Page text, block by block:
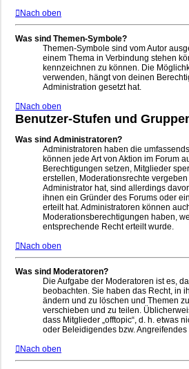
Nach oben
Was sind Themen-Symbole?
Themen-Symbole sind vom Autor
einem Thema in Verbindung stehen
kennzeichnen zu können. Die
verwenden, hängt von deinen
Administration gesetzt hat.
Nach oben
Benutzer-Stufen und
Was sind Administratoren?
Administratoren haben die
können jede Art von Aktion im Forum
Berechtigungen setzen, Mitglieder
erstellen, Moderationsrechte
Administrator hat, sind allerdings
ihnen ein Gründer des Forums oder
erteilt hat. Administratoren können
Moderationsberechtigungen haben,
entsprechende Recht erteilt wurde.
Nach oben
Was sind Moderatoren?
Die Aufgabe der Moderatoren ist es,
beobachten. Sie haben das Recht, in
ändern und zu löschen und Themen
verschieben und zu teilen.
dass Mitglieder „offtopic“, d. h. etwas
oder Beleidigendes bzw.
Nach oben